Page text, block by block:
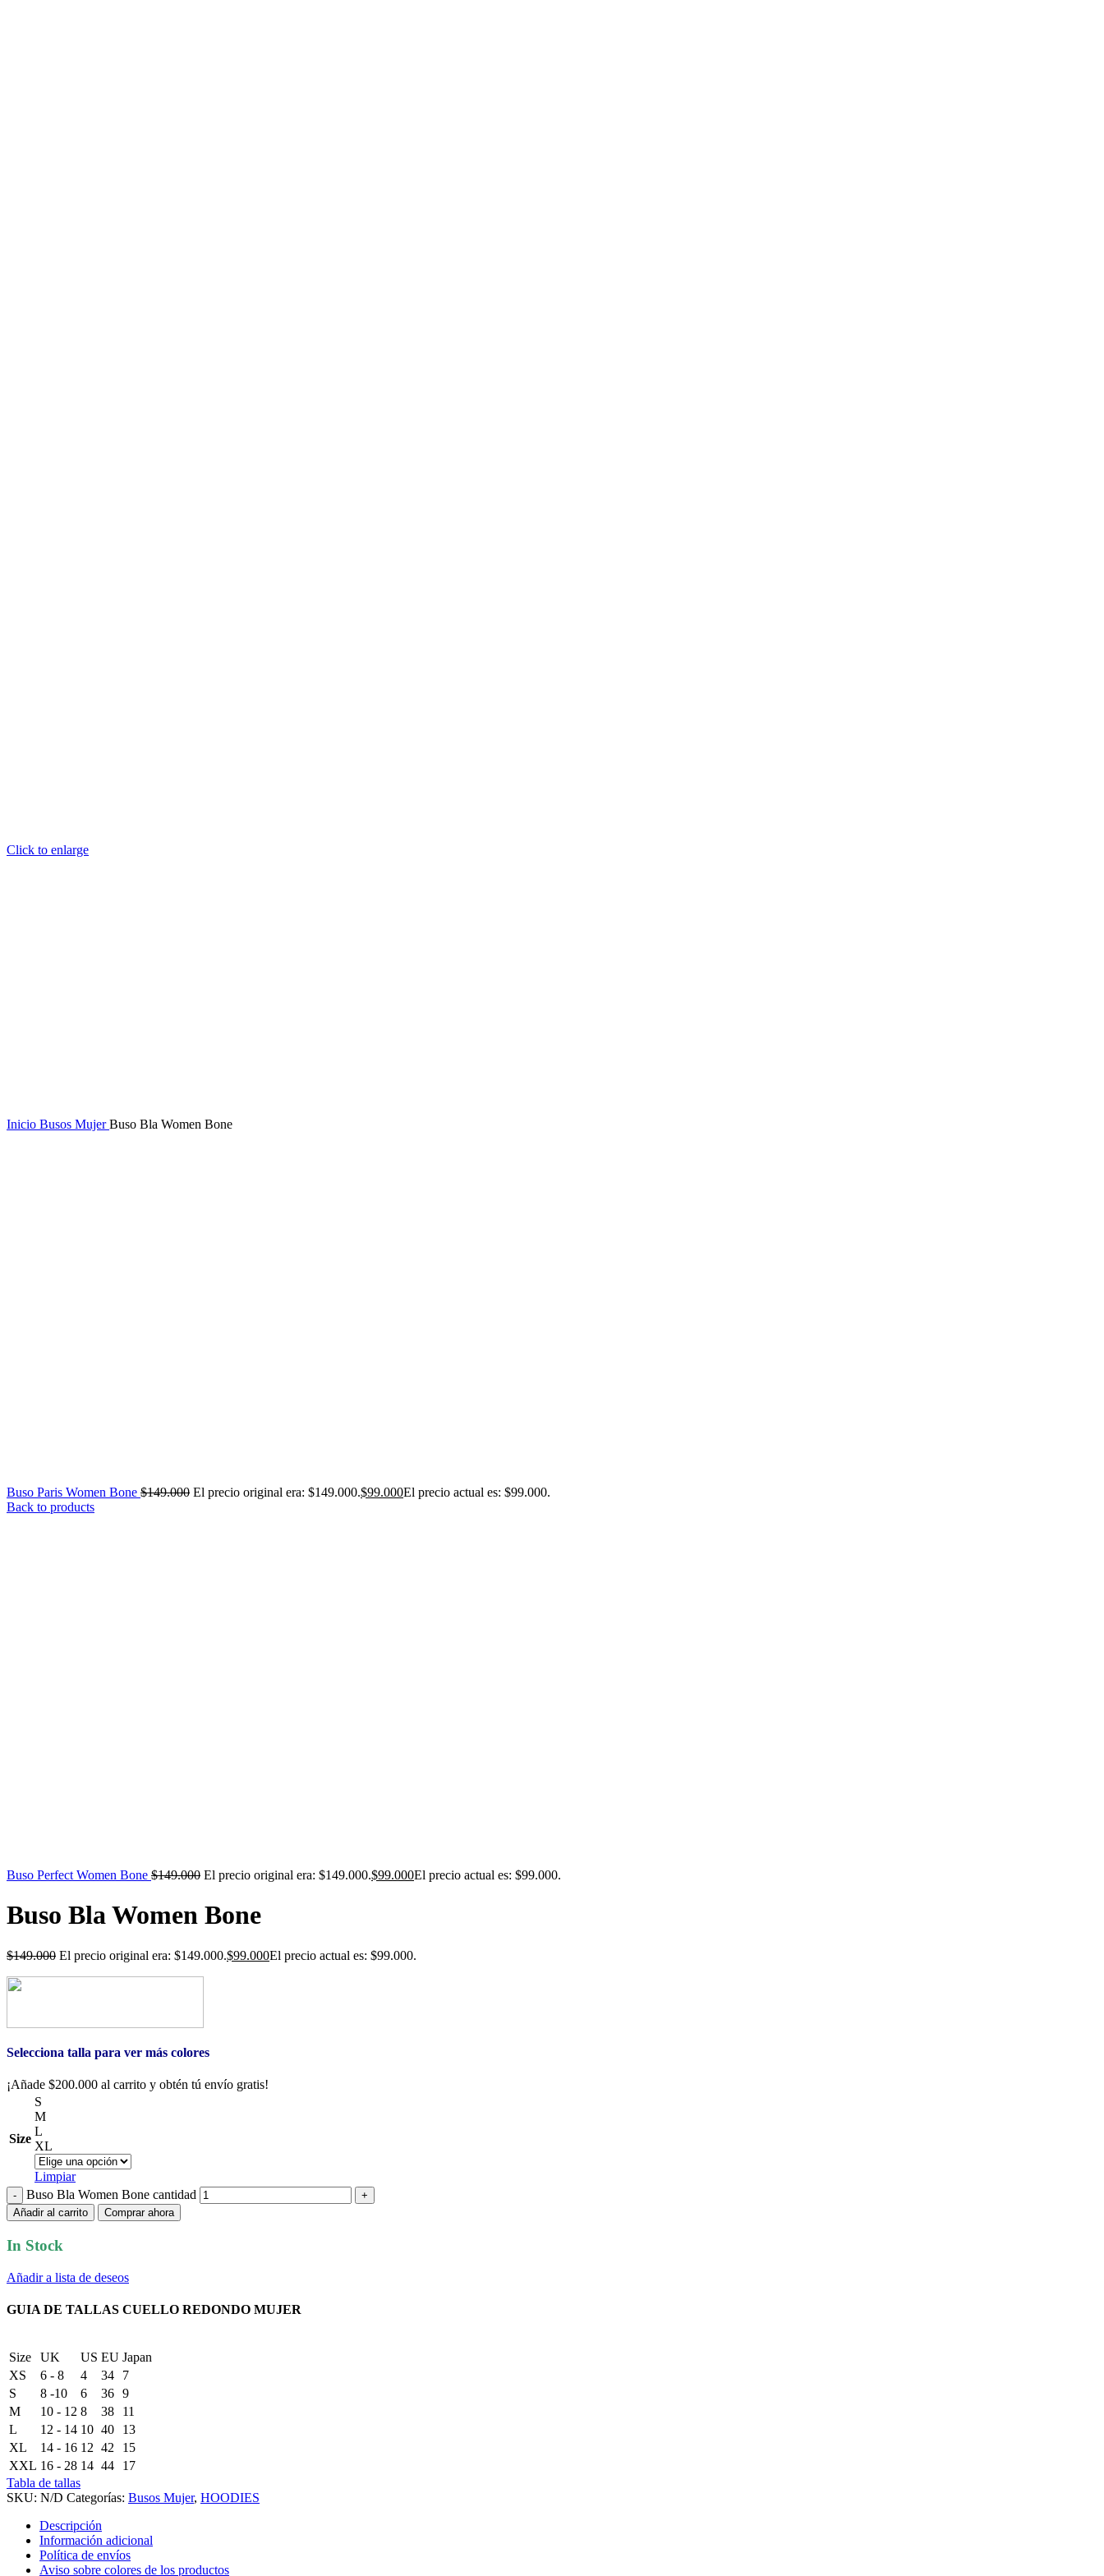
Click to enlarge
Inicio Busos MujerBuso Bla Women Bone
Buso Paris Women Bone $149.000 El precio original era: $149.000.$99.000El precio actual es: $99.000.
Back to products
Buso Perfect Women Bone $149.000 El precio original era: $149.000.$99.000El precio actual es: $99.000.
Buso Bla Women Bone
$149.000 El precio original era: $149.000.$99.000El precio actual es: $99.000.
Selecciona talla para ver más colores
¡Añade $200.000 al carrito y obtén tú envío gratis!
Size
S
M
L
XL
Limpiar
Buso Bla Women Bone cantidad
Añadir al carrito Comprar ahora
In Stock
Añadir a lista de deseos
GUIA DE TALLAS CUELLO REDONDO MUJER
Size UK US EU Japan
XS
6 - 8 4 34
7
S
8 -10 6 36 9
M
10 - 12 8 38
11
L
12 - 14 10 40
13
XL
14 - 16 12 42
15
XXL 16 - 28 14 44
17
Tabla de tallas
SKU: N/D Categorías: Busos Mujer, HOODIES
Descripción
Información adicional
Política de envíos
Aviso sobre colores de los productos